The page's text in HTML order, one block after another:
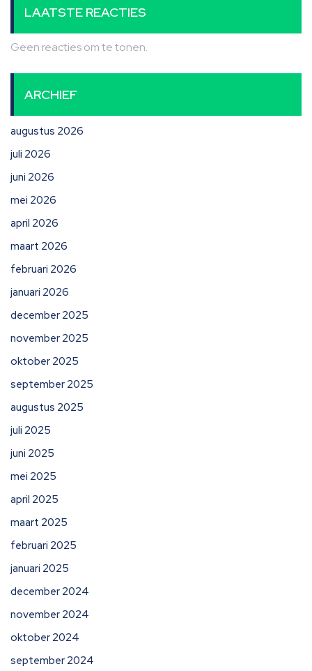
LAATSTE REACTIES
Geen reacties om te tonen.
ARCHIEF
augustus 2026
juli 2026
juni 2026
mei 2026
april 2026
maart 2026
februari 2026
januari 2026
december 2025
november 2025
oktober 2025
september 2025
augustus 2025
juli 2025
juni 2025
mei 2025
april 2025
maart 2025
februari 2025
januari 2025
december 2024
november 2024
oktober 2024
september 2024